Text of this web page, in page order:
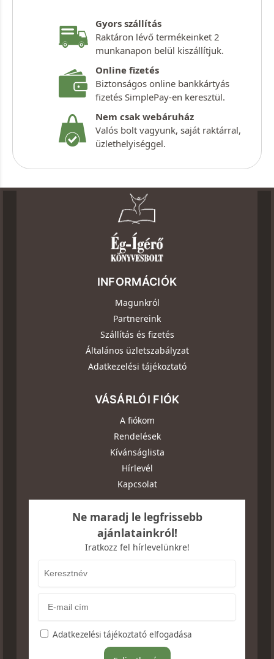
Gyors szállítás
Raktáron lévő termékeinket 2
munkanapon belül kiszállítjuk.
Online fizetés
Biztonságos online bankkártyás
fizetés SimplePay-en keresztül.
Nem csak webáruház
Valós bolt vagyunk, saját raktárral,
üzlethelyiséggel.
INFORMÁCIÓK
Magunkról
Partnereink
Szállítás és fizetés
Általános üzletszabályzat
Adatkezelési tájékoztató
VÁSÁRLÓI FIÓK
A fiókom
Rendelések
Kívánságlista
Hírlevél
Kapcsolat
Ne maradj le legfrissebb
ajánlatainkról!
Iratkozz fel hírlevelünkre!
Adatkezelési tájékoztató elfogadása